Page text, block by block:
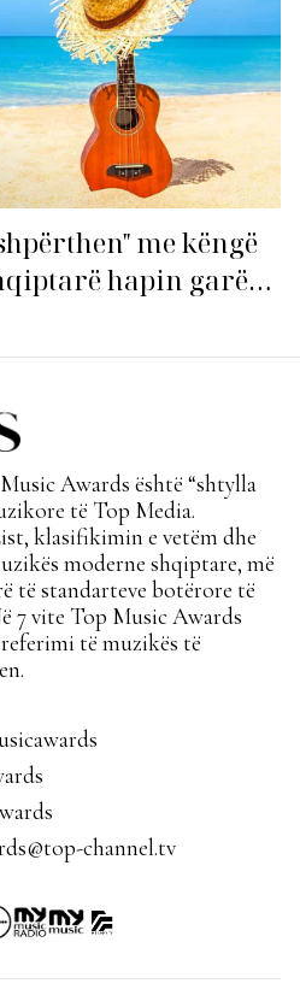
me këngë
hapin garën
Awards është “shtylla
të Top Media.
klasifikimin e vetëm dhe
moderne shqiptare, më
të standarteve botërore të
7 vite Top Music Awards
të muzikës të
channel.tv